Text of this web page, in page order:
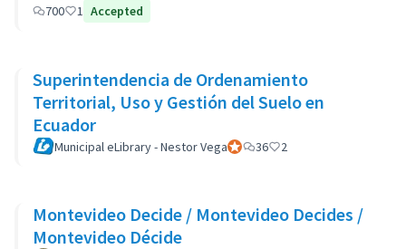
700
1 Accepted
Superintendencia de Ordenamiento
Territorial, Uso y Gestión del Suelo en
Ecuador
Municipal eLibrary - Nestor VegaOfficial participant
36 2
Montevideo Decide / Montevideo Decides /
Montevideo Décide